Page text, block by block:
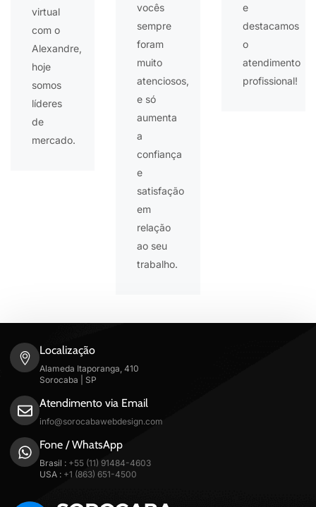
virtual
com o
Alexandre,
hoje
somos
líderes
de
mercado.
vocês
sempre
foram
muito
atenciosos,
e só
aumenta
a
confiança
e
satisfação
em
relação
ao seu
trabalho.
e
destacamos
o
atendimento
profissional!
Localização
Alameda Itaporanga, 410
Sorocaba | SP
Atendimento via Email
info@sorocabawebdesign.com
Fone / WhatsApp
Brasil : +55 (11) 91484-4603
USA : +1 (863) 651-4500